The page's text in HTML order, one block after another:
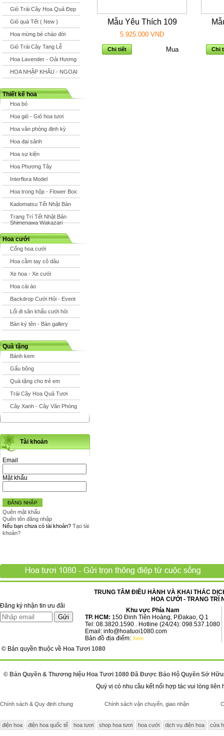
Giỏ Trái Cây Hoa Quả Đẹp
Giỏ quà Tết ( New )
Hoa mừng bé chào đời
Giỏ Trái Cây Tang Lễ
Hoa Lavender - Oải Hương
HOA NHẬP KHẨU - NGOẠI
Thiết kế hoa
Hoa bó
Hoa giỏ - Giỏ hoa tươi
Hoa văn phòng định kỳ
Hoa đại sảnh
Hoa sự kiện
Hoa Phương Tây
Interflora Model
Hoa trong hộp - Flower Box
Kadomatsu Tết Nhật Bản
Trang Trí Tết Nhật Bản
Shimenawa Wakazari
Hoa cưới
Cổng hoa cưới
Hoa cầm tay cô dâu
Xe hoa - Xe cưới
Hoa cài áo
Backdrop Cưới Hỏi - Event
Lối đi sân khấu cưới hỏi
Bàn ký tên - Bàn gallery
Quà tặng
Bánh kem
Gấu bông
Quà tặng cho trẻ em
Trái Cây Hoa Quả Tươi
Cây Xanh - Cây Văn Phòng
Tài khoản
Email
Mật khẩu
ĐĂNG NHẬP
Quên mật khẩu
Quên tên đăng nhập
Nếu bạn chưa có tài khoản? Tạo tài
khoản?
Mẫu Yêu Thích 109
5.925.000 VND
Chi tiết Chi
Đăng ký nhận tin ưu đãi
TRUNG TÂM ĐIỀU HÀNH VÀ KHAI THÁC
HOA CƯỚI - TRANG TRÍ
Khu vực Phía Nam
TP. HCM: 150 Đinh Tiên Hoàng, P.Đakao, Q.1
Tel: 08.3820.1590 . Hotline (24/24): 098.537.1080
Email: info@hoatuoi1080.com
Bản đồ địa điểm: Xem
© Bản quyền thuộc về Hoa Tươi 1080
© Bản Quyền & Thương hiệu Hoa Tươi 1080 Đã Được Bảo Hộ Quyền Sở Hữu
Quý vị có nhu cầu kết nối hợp tác vui lòng liên
Chính sách & Quy định chung Chính sách vận chuyển, giao nhận
điện hoa điện hoa quốc tế hoa tươi shop hoa tươi hoa cưới dịch vụ điện hoa cửa